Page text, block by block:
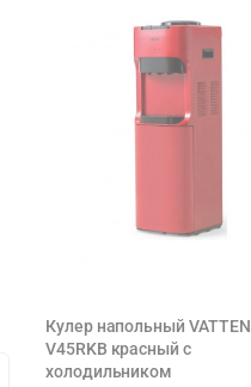
Кулер напольный VATTEN
V45RKB красный с
холодильником